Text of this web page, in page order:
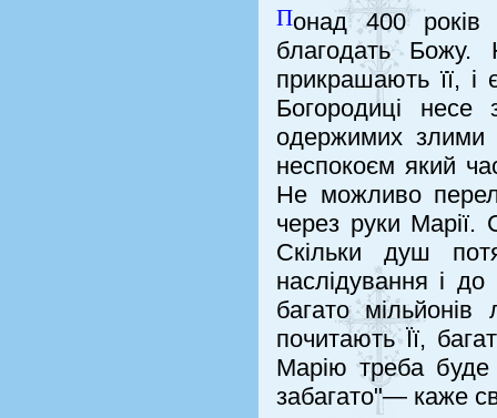
Понад 400 років
благодать Божу.
прикрашають її,
Богородиці несе
одержимих
неспокоєм який
Не можливо
через руки Марії.
Скільки душ
наслідування і
багато
почитають Її,
Марію треба
забагато"— каже